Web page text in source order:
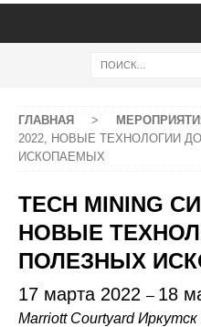
ГЛАВНАЯ >
2022, НОВЫЕ ТЕХНОЛОГИИ
ИСКОПАЕМЫХ
TECH MINING
НОВЫЕ
ПОЛЕЗНЫХ
17 марта 2022 – 18
Marriott Courtyard